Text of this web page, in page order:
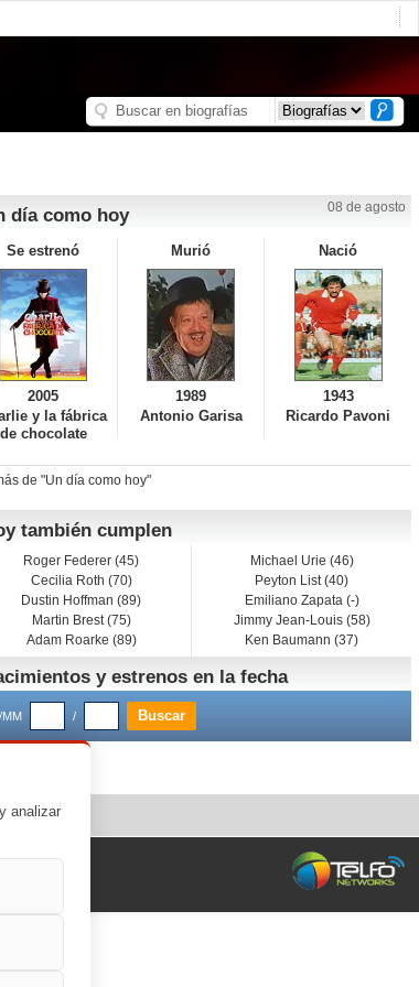
día como hoy 08 de agosto
Se estrenó
2005
y la fábrica
de chocolate
Murió
1989
Antonio Garisa
Nació
1943
Ricardo Pavoni
de "Un día como hoy"
también cumplen
Roger Federer (45)
Cecilia Roth (70)
Dustin Hoffman (89)
Martin Brest (75)
Adam Roarke (89)
Michael Urie (46)
Peyton List (40)
Emiliano Zapata (-)
Jimmy Jean-Louis (58)
Ken Baumann (37)
y estrenos en la fecha
MM /
analizar